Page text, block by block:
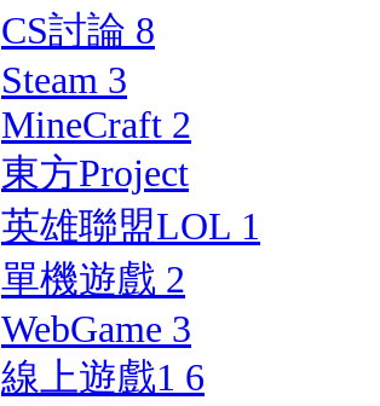
CS討論 8
Steam 3
MineCraft 2
東方Project
英雄聯盟LOL 1
單機遊戲 2
WebGame 3
線上遊戲1 6